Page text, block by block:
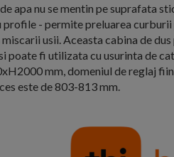
nu se mentin pe suprafata
profile - permite preluarea
usii. Aceasta cabina de
poate fi utilizata cu usurinta de
mm, domeniul de reglaj
este de 803-813 mm.